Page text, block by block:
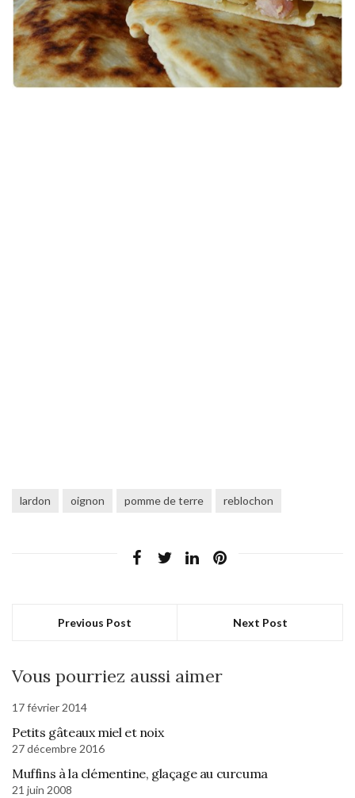
lardon oignon pomme de terre reblochon
Previous Post Next Post
Vous pourriez aussi aimer
17 février 2014
Petits gâteaux miel et noix
27 décembre 2016
Muffins à la clémentine, glaçage au curcuma
21 juin 2008